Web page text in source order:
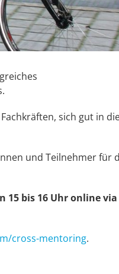
sich gut in
und Teilnehmer für
15 bis 16 Uhr online
cross-mentoring.